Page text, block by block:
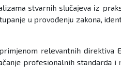
stvarnih slučajeva iz
u provođenju zakona,
relevantnih direktiva
profesionalnih standarda